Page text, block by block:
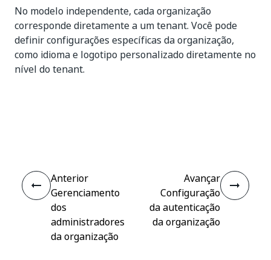
No modelo independente, cada organização
corresponde diretamente a um tenant. Você pode
definir configurações específicas da organização,
como idioma e logotipo personalizado diretamente no
nível do tenant.
Anterior
Gerenciamento
dos
administradores
da organização
Avançar
Configuração
da autenticação
da organização